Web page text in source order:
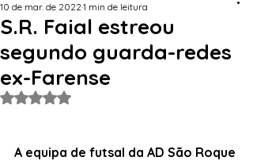
S.R. Faial estreou
segundo guarda-redes
ex-Farense
10 de mar. de 2022 1 min de leitura
Avaliado com NaN de 5 estrelas.
A equipa de futsal da AD São Roque